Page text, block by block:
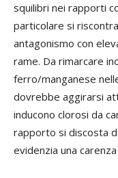
squilibri nei rapporti
particolare si
antagonismo con
rame. Da rimarcare
ferro/manganese
dovrebbe aggirarsi
inducono clorosi da
rapporto si discosta
evidenzia una